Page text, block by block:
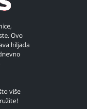
Ovo
hiljada
više